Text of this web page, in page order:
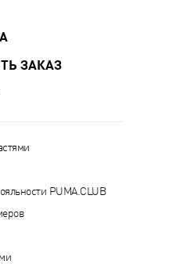
ЗАКАЗ
PUMA.CLUB